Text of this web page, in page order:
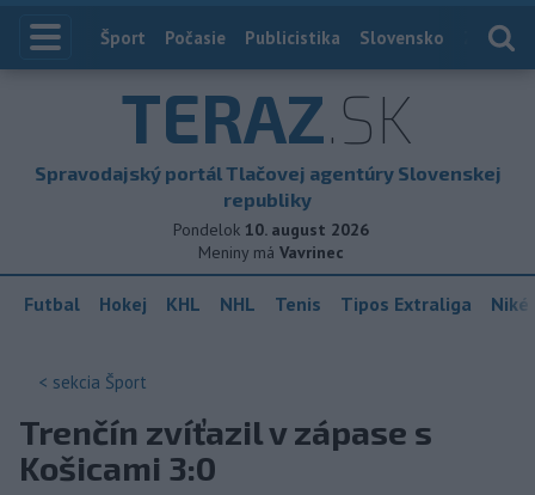
Index
Šport Počasie Publicistika Slovensko
TERAZ.SK
Spravodajský portál Tlačovej agentúry Slovenskej
republiky
Pondelok 10. august 2026
Meniny má Vavrinec
Futbal Hokej KHL NHL Tenis Tipos Extraliga
< sekcia Šport
Trenčín zvíťazil v zápase s
Košicami 3:0